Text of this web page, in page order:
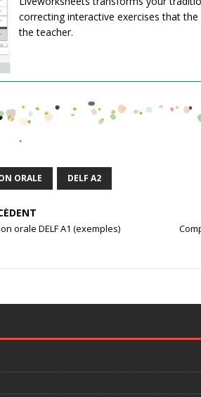
correcting interactive exercises that
the teacher.
ORALE DELF A2
orale DELF A1 (exemples)